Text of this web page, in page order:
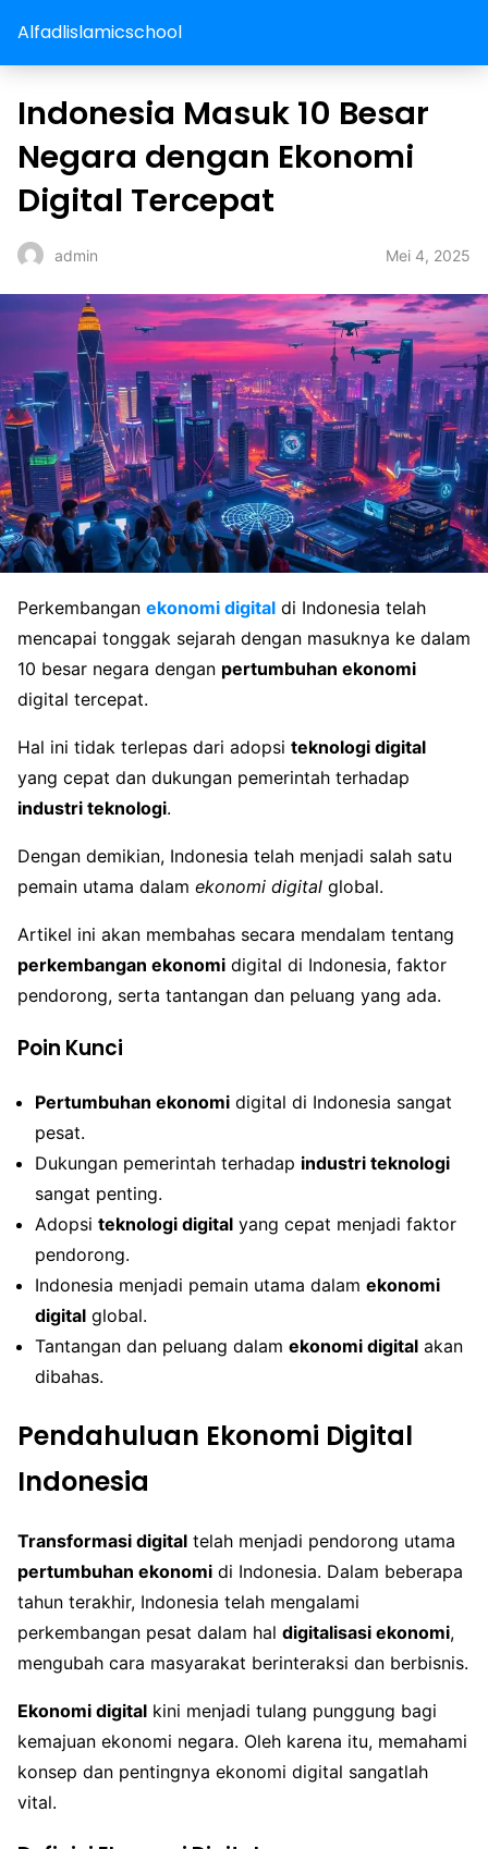
Alfadlislamicschool
Indonesia Masuk 10 Besar
Negara dengan Ekonomi
Digital Tercepat
admin Mei 4, 2025
Perkembangan ekonomi digital di Indonesia telah
mencapai tonggak sejarah dengan masuknya ke dalam
10 besar negara dengan pertumbuhan ekonomi
digital tercepat.
Hal ini tidak terlepas dari adopsi teknologi digital
yang cepat dan dukungan pemerintah terhadap
industri teknologi.
Dengan demikian, Indonesia telah menjadi salah satu
pemain utama dalam ekonomi digital global.
Artikel ini akan membahas secara mendalam tentang
perkembangan ekonomi digital di Indonesia, faktor
pendorong, serta tantangan dan peluang yang ada.
Poin Kunci
Pertumbuhan ekonomi digital di Indonesia sangat
pesat.
Dukungan pemerintah terhadap industri teknologi
sangat penting.
Adopsi teknologi digital yang cepat menjadi faktor
pendorong.
Indonesia menjadi pemain utama dalam ekonomi
digital global.
Tantangan dan peluang dalam ekonomi digital akan
dibahas.
Pendahuluan Ekonomi Digital
Indonesia
Transformasi digital telah menjadi pendorong utama
pertumbuhan ekonomi di Indonesia. Dalam beberapa
tahun terakhir, Indonesia telah mengalami
perkembangan pesat dalam hal digitalisasi ekonomi,
mengubah cara masyarakat berinteraksi dan berbisnis.
Ekonomi digital kini menjadi tulang punggung bagi
kemajuan ekonomi negara. Oleh karena itu, memahami
konsep dan pentingnya ekonomi digital sangatlah
vital.